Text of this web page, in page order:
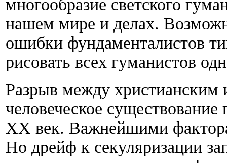
многообразие светского
нашем мире и делах.
ошибки фундаменталистов
рисовать всех гуманистов
Разрыв между христианским
человеческое
ХХ век. Важнейшими
Но дрейф к секуляризации